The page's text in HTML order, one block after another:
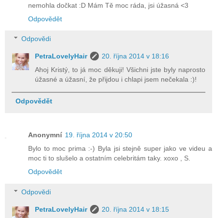
nemohla dočkat :D Mám Tě moc ráda, jsi úžasná <3
Odpovědět
Odpovědi
PetraLovelyHair
20. října 2014 v 18:16
Ahoj Kristý, to já moc děkuji! Všichni jste byly naprosto
úžasné a úžasní, že přijdou i chlapi jsem nečekala :)!
Odpovědět
Anonymní 19. října 2014 v 20:50
Bylo to moc prima :-) Byla jsi stejně super jako ve videu a
moc ti to slušelo a ostatním celebritám taky. xoxo , S.
Odpovědět
Odpovědi
PetraLovelyHair
20. října 2014 v 18:15